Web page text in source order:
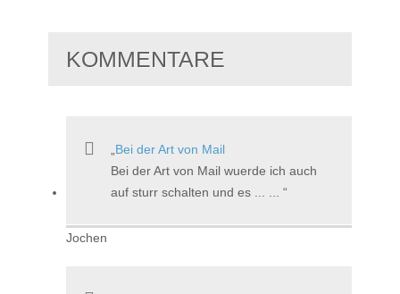
KOMMENTARE
Bei der Art von Mail
Bei der Art von Mail wuerde ich auch
auf sturr schalten und es ... ...
Jochen